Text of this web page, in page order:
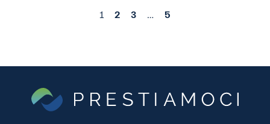
1 2 3 … 5